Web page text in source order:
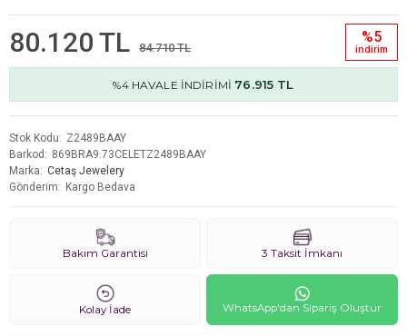
80.120 TL 84.710 TL
%5
i̇ndi̇ri̇m
%4 HAVALE İNDİRİMİ 76.915 TL
Stok Kodu
Z2489BAAY
Barkod
869BRA9.73CELETZ2489BAAY
Marka
Cetaş Jewelery
Gönderim
Kargo Bedava
Bakım Garantisi 3 Taksit İmkanı
Kolay İade WhatsApp'dan Sipariş Oluştur